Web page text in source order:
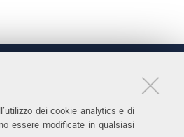
dei cookie analytics e di
essere modificate in qualsiasi
dati personali